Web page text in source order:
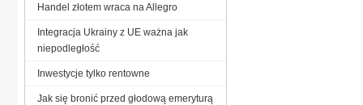
Handel złotem wraca na Allegro
Integracja Ukrainy z UE ważna jak
niepodległość
Inwestycje tylko rentowne
Jak się bronić przed głodową emeryturą